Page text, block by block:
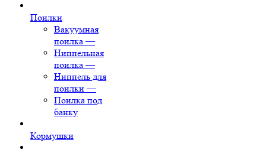
Поилки
Вакуумная
поилка —
Ниппельная
поилка —
Ниппель для
поилки —
Поилка под
банку
Кормушки